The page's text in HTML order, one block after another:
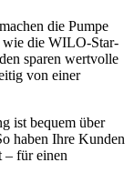
die Pumpe
wie die WILO-Star-
sparen wertvolle
von einer
ist bequem über
haben Ihre Kunden
– für einen